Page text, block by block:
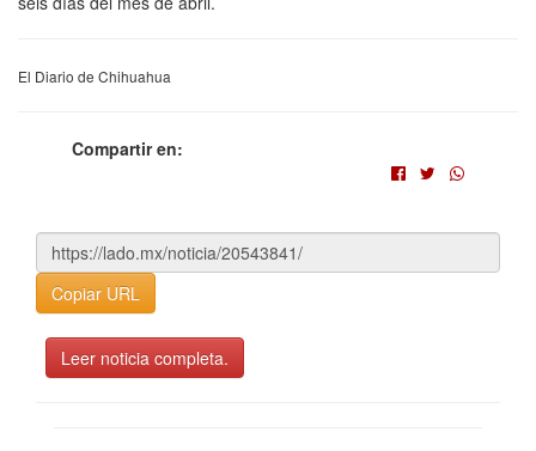
El Diario de Chihuahua
Compartir en:
Copiar URL
Leer noticia completa.